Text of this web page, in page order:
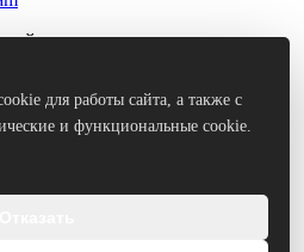
только с разрешения
для работы сайта, а также с
и функциональные cookie.